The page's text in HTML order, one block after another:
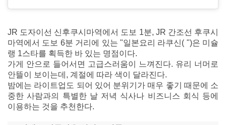
JR 도자이선 신후쿠시마역에서 도보 1분, JR 간조선 후쿠시
마역에서 도보 6분 거리에 있는 "일본요리 라쿠신( ")은 미슐
랭 1스타를 획득한 바 있는 명점이다.
가게 안으로 들어서면 고급스러움이 느껴진다. 유리 너머로
안뜰이 보이는데, 계절에 따라 색이 달라진다.
밤에는 라이트업도 되어 있어 분위기가 매우 좋기 때문에 소
중한 사람과의 특별한 날 저녁 식사나 비즈니스 회식 등에
이용하는 것을 추천한다.